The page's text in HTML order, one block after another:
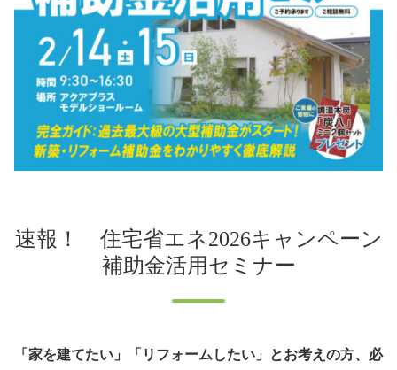
速報！ 住宅省エネ2026キャンペーン
補助金活用セミナー
「家を建てたい」「リフォームしたい」とお考えの方、必